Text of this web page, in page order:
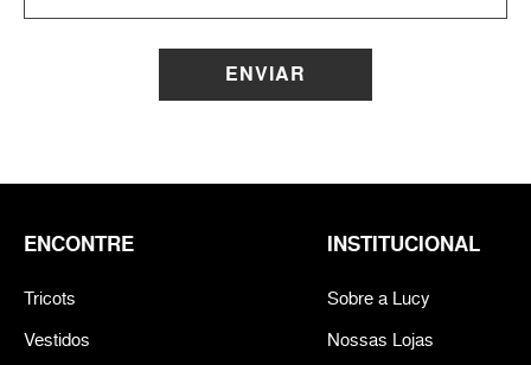
ENVIAR
ENCONTRE
Tricots
Vestidos
INSTITUCIONAL
Sobre a Lucy
Nossas Lojas